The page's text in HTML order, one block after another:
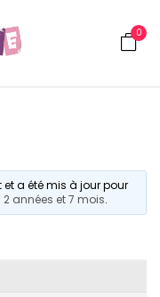
0
et a été mis à jour pour
2 années et 7 mois.